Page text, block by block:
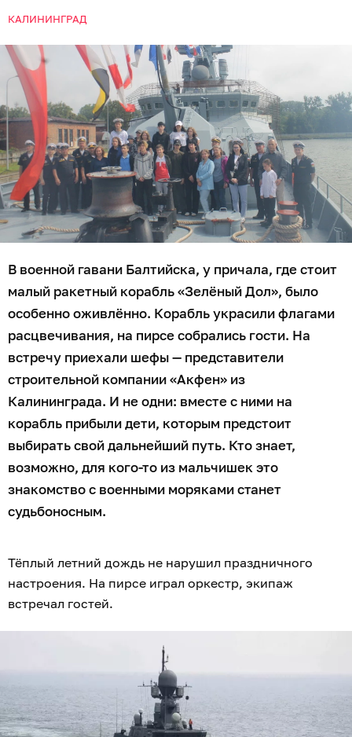
КАЛИНИНГРАД
В военной гавани Балтийска, у причала, где стоит
малый ракетный корабль «Зелёный Дол», было
особенно оживлённо. Корабль украсили флагами
расцвечивания, на пирсе собрались гости. На
встречу приехали шефы — представители
строительной компании «Акфен» из
Калининграда. И не одни: вместе с ними на
корабль прибыли дети, которым предстоит
выбирать свой дальнейший путь. Кто знает,
возможно, для кого-то из мальчишек это
знакомство с военными моряками станет
судьбоносным.
Тёплый летний дождь не нарушил праздничного
настроения. На пирсе играл оркестр, экипаж
встречал гостей.